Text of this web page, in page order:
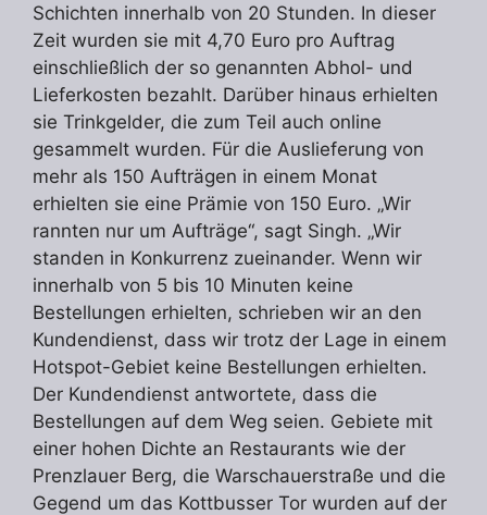
Schichten innerhalb von 20 Stunden. In dieser
Zeit wurden sie mit 4,70 Euro pro Auftrag
einschließlich der so genannten Abhol- und
Lieferkosten bezahlt. Darüber hinaus erhielten
sie Trinkgelder, die zum Teil auch online
gesammelt wurden. Für die Auslieferung von
mehr als 150 Aufträgen in einem Monat
erhielten sie eine Prämie von 150 Euro. „Wir
rannten nur um Aufträge“, sagt Singh. „Wir
standen in Konkurrenz zueinander. Wenn wir
innerhalb von 5 bis 10 Minuten keine
Bestellungen erhielten, schrieben wir an den
Kundendienst, dass wir trotz der Lage in einem
Hotspot-Gebiet keine Bestellungen erhielten.
Der Kundendienst antwortete, dass die
Bestellungen auf dem Weg seien. Gebiete mit
einer hohen Dichte an Restaurants wie der
Prenzlauer Berg, die Warschauerstraße und die
Gegend um das Kottbusser Tor wurden auf der